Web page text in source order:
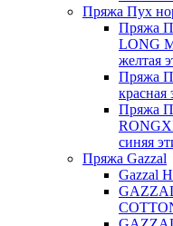
Пряжа Пух
Пряжа
LONG
желтая
Пряжа
красная
Пряжа
синяя
Пряжа Gazzal
Gazzal